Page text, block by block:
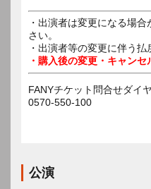
・出演者は変更になる場
さい。
・出演者等の変更に伴う払
・購入後の変更・キャンセ
FANYチケット問合せダイ
0570-550-100
公演